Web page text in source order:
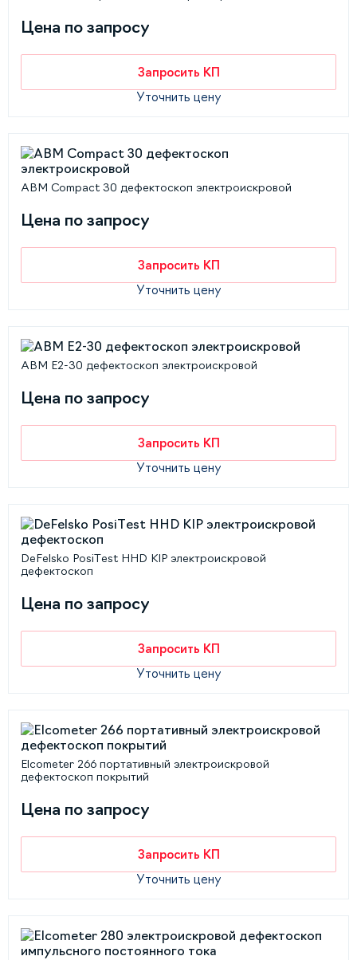
Цена по запросу
Запросить КП
Уточнить цену
АВМ Compact 30 дефектоскоп электроискровой
Цена по запросу
Запросить КП
Уточнить цену
АВМ Е2-30 дефектоскоп электроискровой
Цена по запросу
Запросить КП
Уточнить цену
DeFelsko PosiTest HHD KIP электроискровой
дефектоскоп
Цена по запросу
Запросить КП
Уточнить цену
Elcometer 266 портативный электроискровой
дефектоскоп покрытий
Цена по запросу
Запросить КП
Уточнить цену